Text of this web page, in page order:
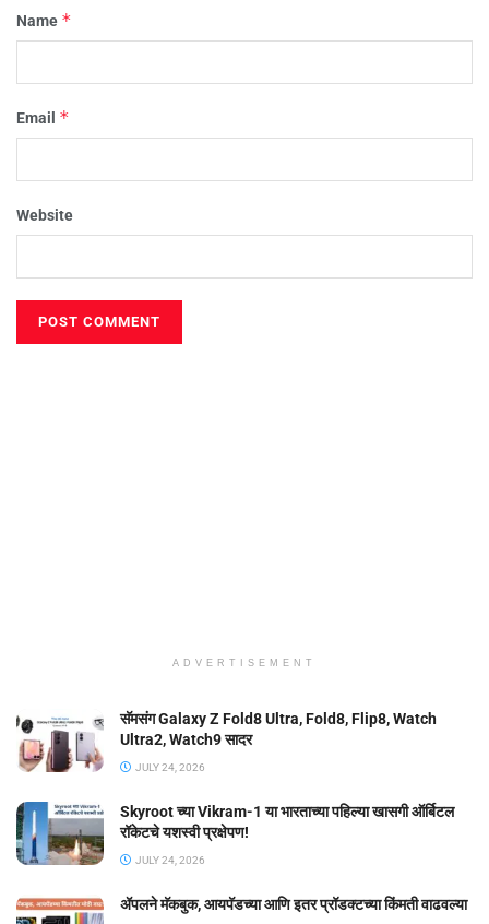
Name *
Email *
Website
ADVERTISEMENT
सॅमसंग Galaxy Z Fold8 Ultra, Fold8, Flip8, Watch
Ultra2, Watch9 सादर
JULY 24, 2026
Skyroot च्या Vikram-1 या भारताच्या पहिल्या खासगी ऑर्बिटल
रॉकेटचे यशस्वी प्रक्षेपण!
JULY 24, 2026
ॲपलने मॅकबुक, आयपॅडच्या आणि इतर प्रॉडक्टच्या किंमती वाढवल्या